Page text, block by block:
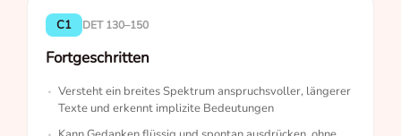
C1 DET 130–150
Fortgeschritten
Versteht ein breites Spektrum anspruchsvoller, längerer
Texte und erkennt implizite Bedeutungen